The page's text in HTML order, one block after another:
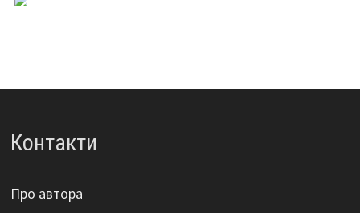
Контакти
Про автора